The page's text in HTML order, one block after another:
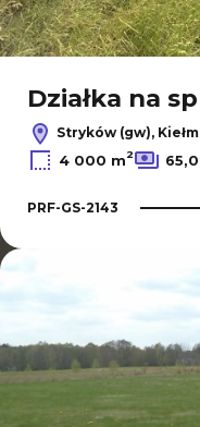
Działka na
Stryków (gw),
4 000 m2
PRF-GS-2143